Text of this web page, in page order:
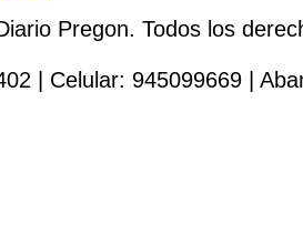
Pregon. Todos los
| Celular: 945099669 |